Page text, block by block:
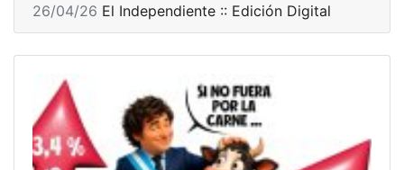
26/04/26 El Independiente :: Edición Digital